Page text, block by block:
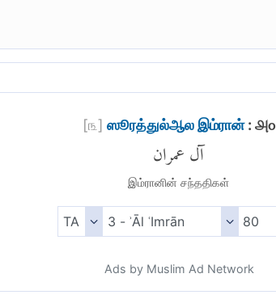
[௩] ஸூரத்துல்ஆல இம்ரான்: ௮௦
آل عمران
இம்ரானின் சந்ததிகள்
Ads by Muslim Ad Network